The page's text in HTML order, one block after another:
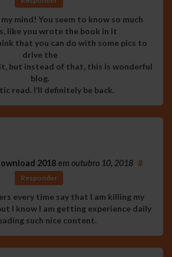
mind! You seem to know so much
like you wrote the book in it
that you can do with some pics to
drive the
but instead of that, this is wonderful
blog.
read. I’ll definitely be back.
2018 em outubro 10, 2018 #
Responder
every time say that I am killing my
I know I am getting experience daily
such nice content.